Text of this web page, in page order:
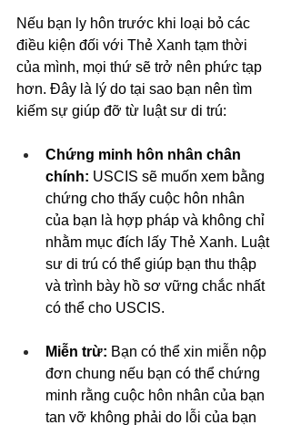
Nếu bạn ly hôn trước khi loại bỏ các
điều kiện đối với Thẻ Xanh tạm thời
của mình, mọi thứ sẽ trở nên phức tạp
hơn. Đây là lý do tại sao bạn nên tìm
kiếm sự giúp đỡ từ luật sư di trú:
Chứng minh hôn nhân chân
chính: USCIS sẽ muốn xem bằng
chứng cho thấy cuộc hôn nhân
của bạn là hợp pháp và không chỉ
nhằm mục đích lấy Thẻ Xanh. Luật
sư di trú có thể giúp bạn thu thập
và trình bày hồ sơ vững chắc nhất
có thể cho USCIS.
Miễn trừ: Bạn có thể xin miễn nộp
đơn chung nếu bạn có thể chứng
minh rằng cuộc hôn nhân của bạn
tan vỡ không phải do lỗi của bạn